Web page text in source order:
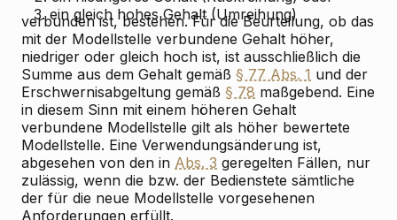
3.ein gleich hohes Gehalt (Umreihung)
verbunden ist, bestehen. Für die Beurteilung, ob das
mit der Modellstelle verbundene Gehalt höher,
niedriger oder gleich hoch ist, ist ausschließlich die
Summe aus dem Gehalt gemäß § 77 Abs. 1 und der
Erschwernisabgeltung gemäß § 78 maßgebend. Eine
in diesem Sinn mit einem höheren Gehalt
verbundene Modellstelle gilt als höher bewertete
Modellstelle. Eine Verwendungsänderung ist,
abgesehen von den in Abs. 3 geregelten Fällen, nur
zulässig, wenn die bzw. der Bedienstete sämtliche
der für die neue Modellstelle vorgesehenen
Anforderungen erfüllt.